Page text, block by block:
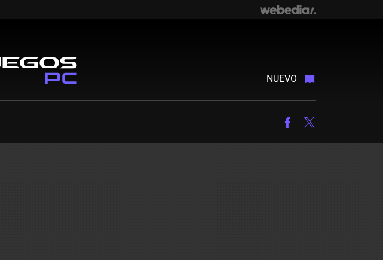
NUEVO
Facebook